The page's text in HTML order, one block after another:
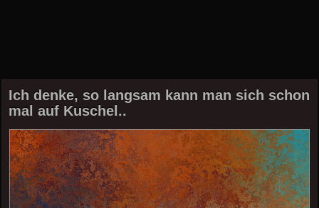
Ich denke, so langsam kann man sich schon
mal auf Kuschel..